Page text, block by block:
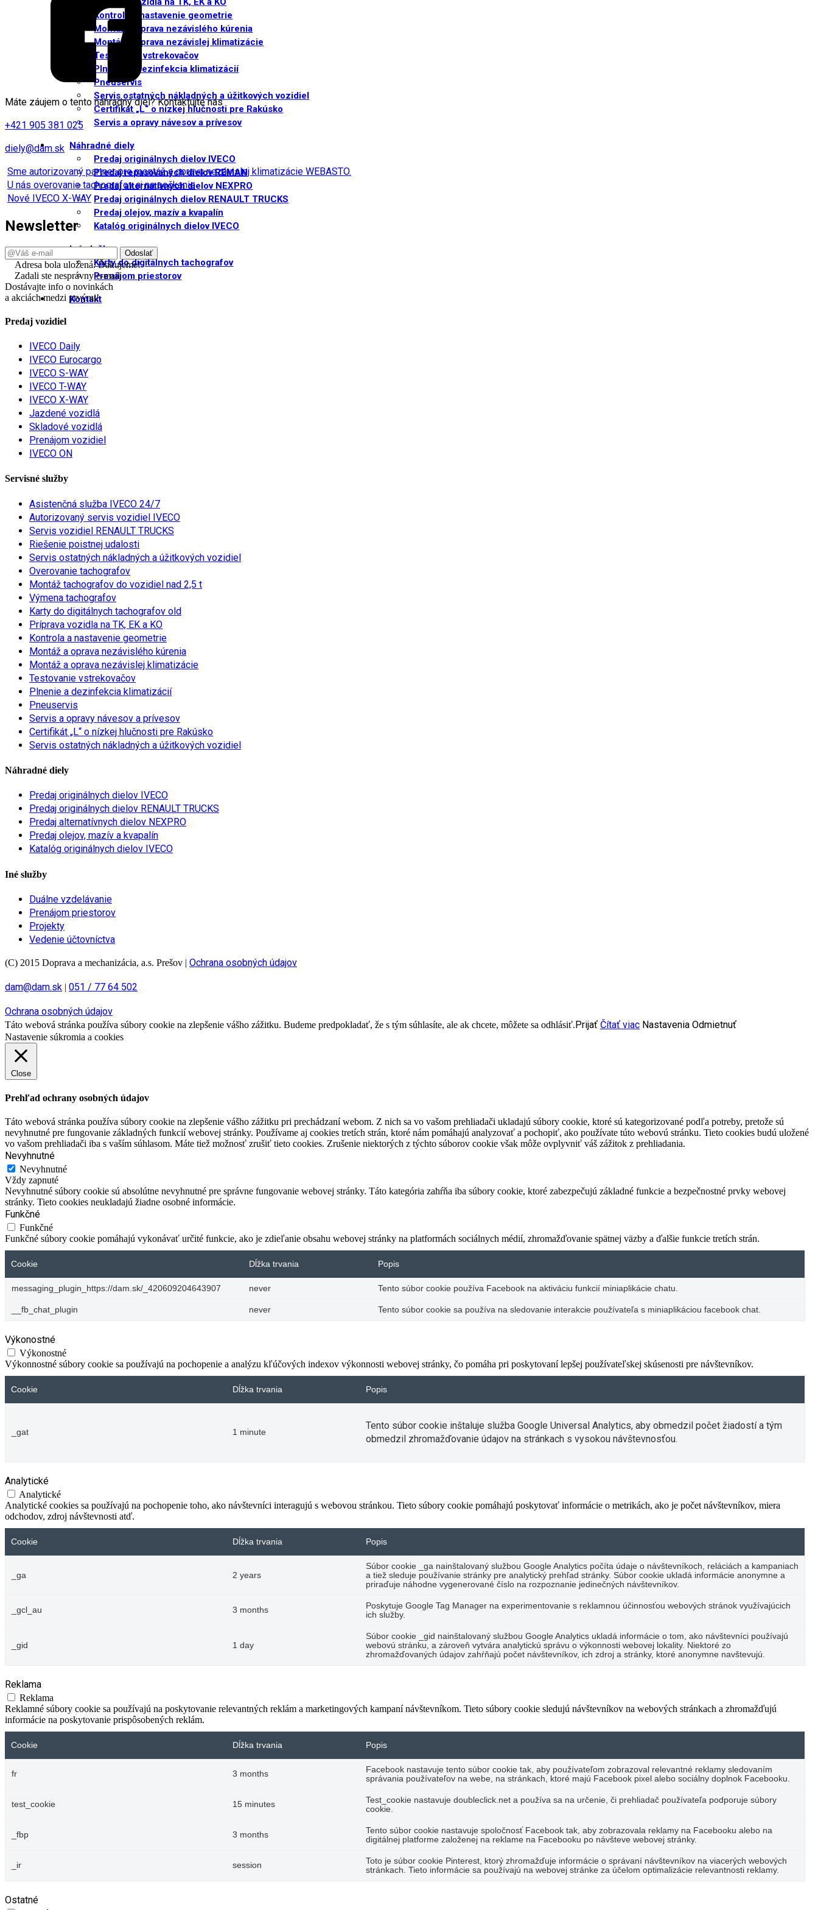
Kontrola a nastavenie geometrie
Montáž a oprava nezávislého kúrenia
Montáž a oprava nezávislej klimatizácie
Testovanie vstrekovačov
Plnenie a dezinfekcia klimatizácií
Pneuservis
Servis ostatných nákladných a úžitkových vozidiel
Certifikát „L“ o nízkej hlučnosti pre Rakúsko
Servis a opravy návesov a prívesov
Náhradné diely
Predaj originálnych dielov IVECO
Predaj repasovaných dielov REMAN
Predaj alternatívnych dielov NEXPRO
Predaj originálnych dielov RENAULT TRUCKS
Predaj olejov, mazív a kvapalín
Katalóg originálnych dielov IVECO
Iné služby
Karty do digitálnych tachografov
Prenájom priestorov
Kontakt
Máte záujem o tento náhradný diel? Kontaktujte nás
+421 905 381 025
diely@dam.sk
Sme autorizovaný partner pre montáž a opravu nezávislej klimatizácie WEBASTO.
U nás overovanie tachografov aj na počkanie
Nové IVECO X-WAY
Newsletter
Adresa bola uložená. Ďakujeme!
Zadali ste nesprávny e-mail
Dostávajte info o novinkách
a akciách medzi prvými!
Predaj vozidiel
IVECO Daily
IVECO Eurocargo
IVECO S-WAY
IVECO T-WAY
IVECO X-WAY
Jazdené vozidlá
Skladové vozidlá
Prenájom vozidiel
IVECO ON
Servisné služby
Asistenčná služba IVECO 24/7
Autorizovaný servis vozidiel IVECO
Servis vozidiel RENAULT TRUCKS
Riešenie poistnej udalosti
Servis ostatných nákladných a úžitkových vozidiel
Overovanie tachografov
Montáž tachografov do vozidiel nad 2,5 t
Výmena tachografov
Karty do digitálnych tachografov old
Príprava vozidla na TK, EK a KO
Kontrola a nastavenie geometrie
Montáž a oprava nezávislého kúrenia
Montáž a oprava nezávislej klimatizácie
Testovanie vstrekovačov
Plnenie a dezinfekcia klimatizácií
Pneuservis
Servis a opravy návesov a prívesov
Certifikát „L“ o nízkej hlučnosti pre Rakúsko
Servis ostatných nákladných a úžitkových vozidiel
Náhradné diely
Predaj originálnych dielov IVECO
Predaj originálnych dielov RENAULT TRUCKS
Predaj alternatívnych dielov NEXPRO
Predaj olejov, mazív a kvapalín
Katalóg originálnych dielov IVECO
Iné služby
Duálne vzdelávanie
Prenájom priestorov
Projekty
Vedenie účtovníctva
(C) 2015 Doprava a mechanizácia, a.s. Prešov | Ochrana osobných údajov
dam@dam.sk | 051 / 77 64 502
Ochrana osobných údajov
Táto webová stránka používa súbory cookie na zlepšenie vášho zážitku. Budeme predpokladať, že s tým súhlasíte, ale ak chcete, môžete sa odhlásiť.Prijať Čítať viac Nastavenia Odmietnuť
Nastavenie súkromia a cookies
Close
Prehľad ochrany osobných údajov
Táto webová stránka používa súbory cookie na zlepšenie vášho zážitku pri prechádzaní webom. Z nich sa vo vašom prehliadači ukladajú súbory cookie, ktoré sú kategorizované podľa potreby, pretože sú
nevyhnutné pre fungovanie základných funkcií webovej stránky. Používame aj cookies tretích strán, ktoré nám pomáhajú analyzovať a pochopiť, ako používate túto webovú stránku. Tieto cookies budú uložené
vo vašom prehliadači iba s vaším súhlasom. Máte tiež možnosť zrušiť tieto cookies. Zrušenie niektorých z týchto súborov cookie však môže ovplyvniť váš zážitok z prehliadania.
Nevyhnutné
Nevyhnutné
Vždy zapnuté
Nevyhnutné súbory cookie sú absolútne nevyhnutné pre správne fungovanie webovej stránky. Táto kategória zahŕňa iba súbory cookie, ktoré zabezpečujú základné funkcie a bezpečnostné prvky webovej
stránky. Tieto cookies neukladajú žiadne osobné informácie.
Funkčné
Funkčné
Funkčné súbory cookie pomáhajú vykonávať určité funkcie, ako je zdieľanie obsahu webovej stránky na platformách sociálnych médií, zhromažďovanie spätnej väzby a ďalšie funkcie tretích strán.
Cookie Dĺžka trvania Popis
messaging_plugin_https://dam.sk/_420609204643907 never Tento súbor cookie používa Facebook na aktiváciu funkcií miniaplikácie chatu.
__fb_chat_plugin never Tento súbor cookie sa používa na sledovanie interakcie používateľa s miniaplikáciou facebook chat.
Výkonostné
Výkonostné
Výkonnostné súbory cookie sa používajú na pochopenie a analýzu kľúčových indexov výkonnosti webovej stránky, čo pomáha pri poskytovaní lepšej používateľskej skúsenosti pre návštevníkov.
Cookie Dĺžka trvania Popis
_gat 1 minute
Tento súbor cookie inštaluje služba Google Universal Analytics, aby obmedzil počet žiadostí a tým
obmedzil zhromažďovanie údajov na stránkach s vysokou návštevnosťou.
Analytické
Analytické
Analytické cookies sa používajú na pochopenie toho, ako návštevníci interagujú s webovou stránkou. Tieto súbory cookie pomáhajú poskytovať informácie o metrikách, ako je počet návštevníkov, miera
odchodov, zdroj návštevnosti atď.
Cookie Dĺžka trvania Popis
_ga 2 years
Súbor cookie _ga nainštalovaný službou Google Analytics počíta údaje o návštevníkoch, reláciách a kampaniach
a tiež sleduje používanie stránky pre analytický prehľad stránky. Súbor cookie ukladá informácie anonymne a
priraďuje náhodne vygenerované číslo na rozpoznanie jedinečných návštevníkov.
_gcl_au 3 months
Poskytuje Google Tag Manager na experimentovanie s reklamnou účinnosťou webových stránok využívajúcich
ich služby.
_gid 1 day
Súbor cookie _gid nainštalovaný službou Google Analytics ukladá informácie o tom, ako návštevníci používajú
webovú stránku, a zároveň vytvára analytickú správu o výkonnosti webovej lokality. Niektoré zo
zhromažďovaných údajov zahŕňajú počet návštevníkov, ich zdroj a stránky, ktoré anonymne navštevujú.
Reklama
Reklama
Reklamné súbory cookie sa používajú na poskytovanie relevantných reklám a marketingových kampaní návštevníkom. Tieto súbory cookie sledujú návštevníkov na webových stránkach a zhromažďujú
informácie na poskytovanie prispôsobených reklám.
Cookie Dĺžka trvania Popis
fr 3 months
Facebook nastavuje tento súbor cookie tak, aby používateľom zobrazoval relevantné reklamy sledovaním
správania používateľov na webe, na stránkach, ktoré majú Facebook pixel alebo sociálny doplnok Facebooku.
test_cookie 15 minutes
Test_cookie nastavuje doubleclick.net a používa sa na určenie, či prehliadač používateľa podporuje súbory
cookie.
_fbp 3 months
Tento súbor cookie nastavuje spoločnosť Facebook tak, aby zobrazovala reklamy na Facebooku alebo na
digitálnej platforme založenej na reklame na Facebooku po návšteve webovej stránky.
_ir session
Toto je súbor cookie Pinterest, ktorý zhromažďuje informácie o správaní návštevníkov na viacerých webových
stránkach. Tieto informácie sa používajú na webovej stránke za účelom optimalizácie relevantnosti reklamy.
Ostatné